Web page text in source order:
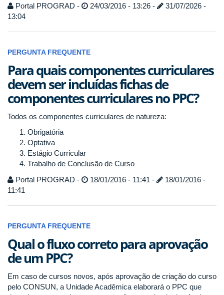
Portal PROGRAD -
24/03/2016 - 13:26 -
31/07/2026 -
13:04
PERGUNTA FREQUENTE
Para quais componentes curriculares
devem ser incluídas fichas de
componentes curriculares no PPC?
Todos os componentes curriculares de natureza:
Obrigatória
Optativa
Estágio Curricular
Trabalho de Conclusão de Curso
Portal PROGRAD -
18/01/2016 - 11:41 -
18/01/2016 -
11:41
PERGUNTA FREQUENTE
Qual o fluxo correto para aprovação
de um PPC?
Em caso de cursos novos, após aprovação de criação do curso
pelo CONSUN, a Unidade Acadêmica elaborará o PPC que